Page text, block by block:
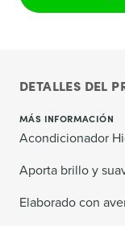
DETALLES DEL
MÁS INFORMACIÓN
Acondicionador
Aporta brillo y
Elaborado con